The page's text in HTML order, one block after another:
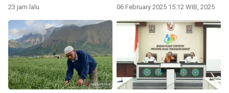
23 jam lalu 06 February 2025 15:12 WIB, 2025